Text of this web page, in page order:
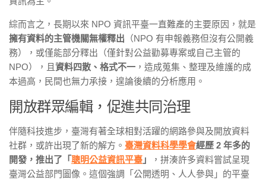
綜而言之，長期以來 NPO 資訊平臺一直難產的主要原因，就是
擁有資料的主管機關無權釋出 （NPO 有申報義務但沒有公開義
務），或僅能部分釋出（僅針對公益勸募專案或自己主管的
NPO），且 資料四散、格式不一 ，造成蒐集、整理及維護的成
本過高，民間也無力承接，遑論後續的分析應用。
開放群眾編輯，促進共同治理
伴隨科技進步，臺灣有著全球相對活躍的網路參與及開放資料
社群，或許出現了新的解方。 臺灣資料科學學會經歷 2 年多的
開發，推出了「聰明公益資訊平臺 」
，拼湊許多資料嘗試呈現
臺灣公益部門圖像。這個強調「公開透明、人人參與」的平臺